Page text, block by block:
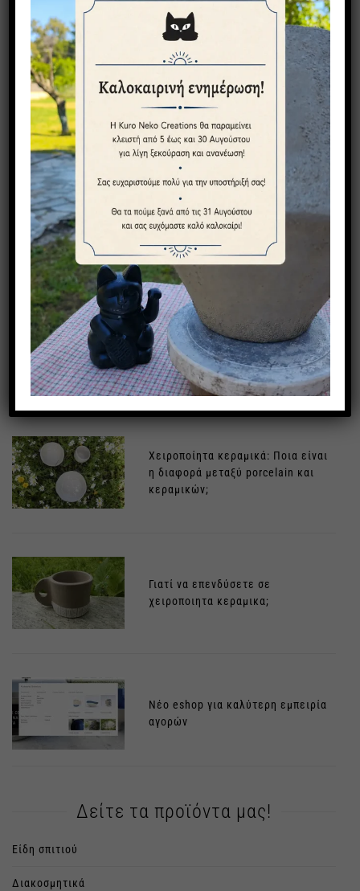
Τελευταία Άρθρα
Τεχνικές Κεραμικής Raku: Η Τέχνη
της Φωτιάς στα Χειροποίητα
Κεραμικα
Σπάνε εύκολα τα stoneware;
Τι είναι τα stoneware κεραμικά;
Πλήρης οδηγός για τα χειροποίητα
κεραμικά
Χειροποίητα κεραμικά: Ποια είναι
η διαφορά μεταξύ porcelain και
κεραμικών;
Γιατί να επενδύσετε σε
χειροποιητα κεραμικα;
Νέο eshop για καλύτερη εμπειρία
αγορών
Δείτε τα προϊόντα μας!
Είδη σπιτιού
Διακοσμητικά